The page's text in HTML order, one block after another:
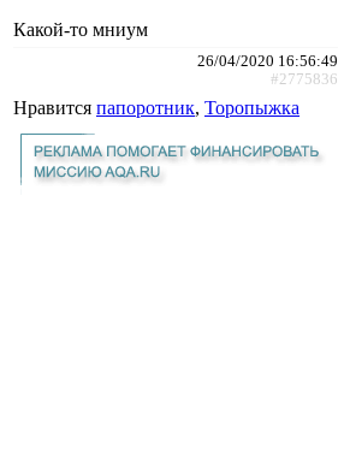
Какой-то мниум
26/04/2020 16:56:49
#2775836
Нравится папоротник, Торопыжка